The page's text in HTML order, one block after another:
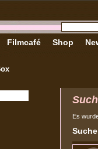
Filmcafé Shop
Es